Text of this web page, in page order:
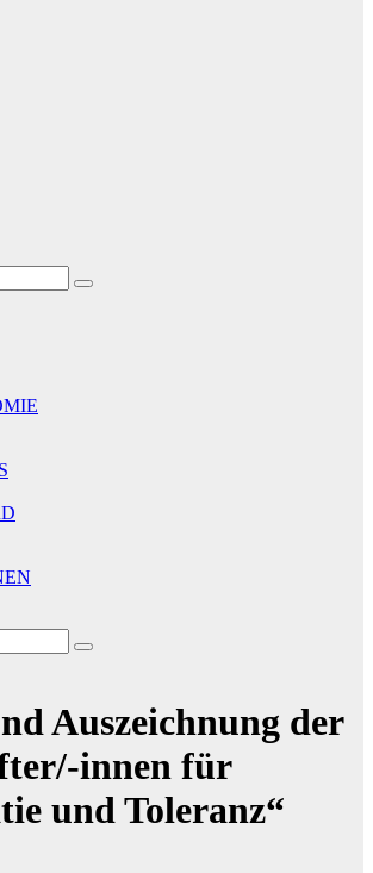
Auszeichnung der
innen für
und Toleranz“